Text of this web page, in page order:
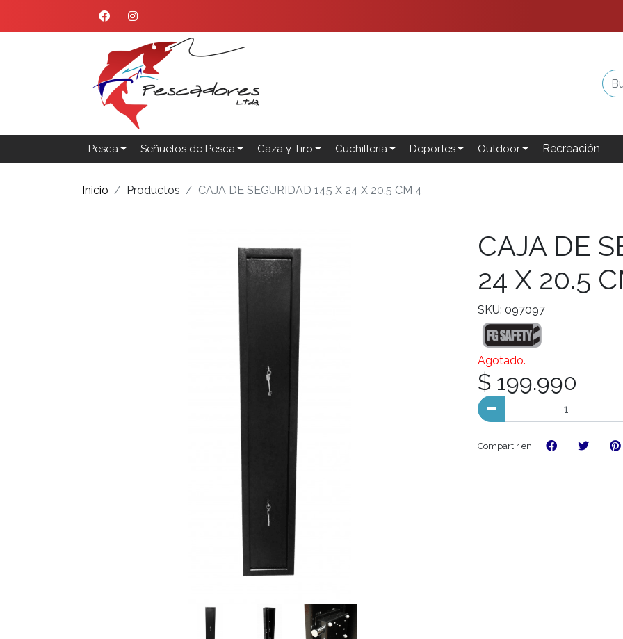
Pesca Señuelos de Pesca Caza y Tiro Cuchillería Deportes Outdoor Recreación
Inicio Productos CAJA DE SEGURIDAD 145 X 24 X 20.5 CM 4
CAJA DE
24 X 20.5
SKU: 097097
Agotado.
$ 199.990
Compartir en: